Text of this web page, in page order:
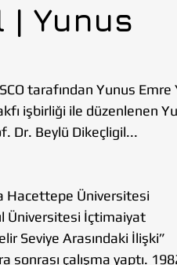
| Yunus
tarafından Yunus Emre
işbirliği ile düzenlenen
Dr. Beylü Dikeçligil...
Hacettepe Üniversitesi
Üniversitesi İçtimaiyat
Seviye Arasındaki İlişki”
sonrası çalışma yaptı.